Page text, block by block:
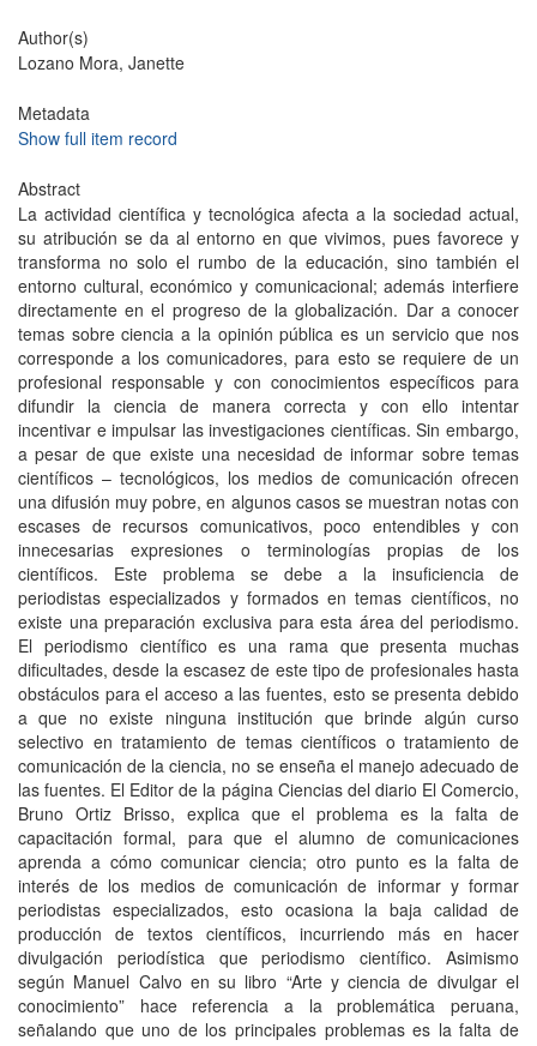
Author(s)
Lozano Mora, Janette
Metadata
Show full item record
Abstract
La actividad científica y tecnológica afecta a la sociedad actual,
su atribución se da al entorno en que vivimos, pues favorece y
transforma no solo el rumbo de la educación, sino también el
entorno cultural, económico y comunicacional; además interfiere
directamente en el progreso de la globalización. Dar a conocer
temas sobre ciencia a la opinión pública es un servicio que nos
corresponde a los comunicadores, para esto se requiere de un
profesional responsable y con conocimientos específicos para
difundir la ciencia de manera correcta y con ello intentar
incentivar e impulsar las investigaciones científicas. Sin embargo,
a pesar de que existe una necesidad de informar sobre temas
científicos – tecnológicos, los medios de comunicación ofrecen
una difusión muy pobre, en algunos casos se muestran notas con
escases de recursos comunicativos, poco entendibles y con
innecesarias expresiones o terminologías propias de los
científicos. Este problema se debe a la insuficiencia de
periodistas especializados y formados en temas científicos, no
existe una preparación exclusiva para esta área del periodismo.
El periodismo científico es una rama que presenta muchas
dificultades, desde la escasez de este tipo de profesionales hasta
obstáculos para el acceso a las fuentes, esto se presenta debido
a que no existe ninguna institución que brinde algún curso
selectivo en tratamiento de temas científicos o tratamiento de
comunicación de la ciencia, no se enseña el manejo adecuado de
las fuentes. El Editor de la página Ciencias del diario El Comercio,
Bruno Ortiz Brisso, explica que el problema es la falta de
capacitación formal, para que el alumno de comunicaciones
aprenda a cómo comunicar ciencia; otro punto es la falta de
interés de los medios de comunicación de informar y formar
periodistas especializados, esto ocasiona la baja calidad de
producción de textos científicos, incurriendo más en hacer
divulgación periodística que periodismo científico. Asimismo
según Manuel Calvo en su libro “Arte y ciencia de divulgar el
conocimiento” hace referencia a la problemática peruana,
señalando que uno de los principales problemas es la falta de